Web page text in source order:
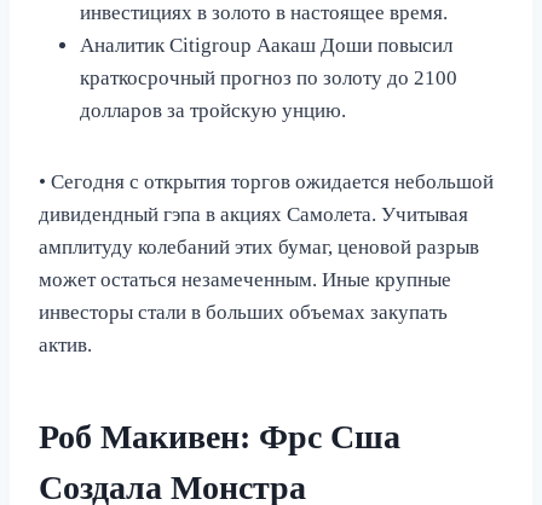
инвестициях в золото в настоящее время.
Аналитик Citigroup Аакаш Доши повысил
краткосрочный прогноз по золоту до 2100
долларов за тройскую унцию.
• Сегодня с открытия торгов ожидается небольшой
дивидендный гэпа в акциях Самолета. Учитывая
амплитуду колебаний этих бумаг, ценовой разрыв
может остаться незамеченным. Иные крупные
инвесторы стали в больших объемах закупать
актив.
Роб Макивен: Фрс Сша
Создала Монстра